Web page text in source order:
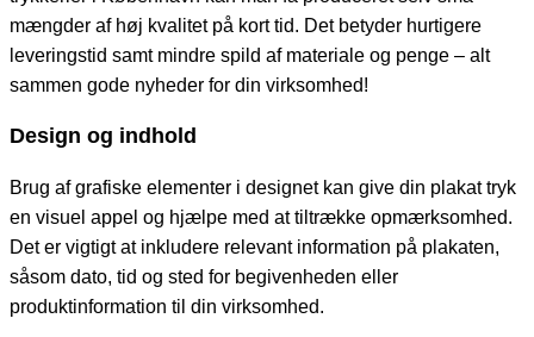
mængder af høj kvalitet på kort tid. Det betyder hurtigere
leveringstid samt mindre spild af materiale og penge – alt
sammen gode nyheder for din virksomhed!
Design og indhold
Brug af grafiske elementer i designet kan give din plakat tryk
en visuel appel og hjælpe med at tiltrække opmærksomhed.
Det er vigtigt at inkludere relevant information på plakaten,
såsom dato, tid og sted for begivenheden eller
produktinformation til din virksomhed.